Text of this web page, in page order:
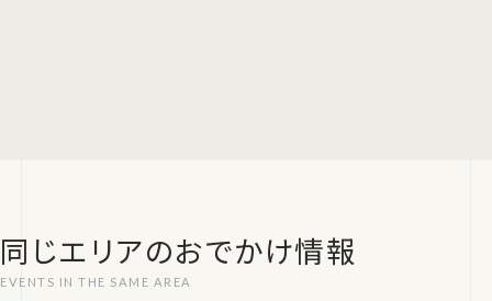
同じエリアのおでかけ情報